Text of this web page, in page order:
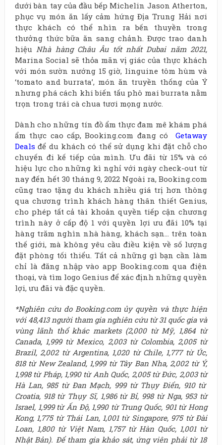
dưới bàn tay của đầu bếp Michelin Jason Atherton,
phục vụ món ăn lấy cảm hứng Địa Trung Hải nơi
thực khách có thể nhìn ra bến thuyền trong
thưởng thức bữa ăn sang chảnh. Được trao danh
hiệuNhà hàng Châu Âu tốt nhất Dubai năm 2021,
Marina Social sẽ thỏa mãn vị giác của thực khách
với món sườn nướng 15 giờ, linguine tôm hùm và
‘tomato and burrata’, món ăn truyền thống của Ý
nhưng phá cách khi biến tấu phô mai burrata nằm
trọn trong trái cà chua tươi mọng nước.
Dành cho những tín đồ ẩm thực đam mê khám phá
ẩm thực cao cấp, Booking.com đang có
Getaway
Deals để du khách có thể sử dụng khi đặt chỗ cho
chuyến đi kế tiếp của mình. Ưu đãi từ 15% và có
hiệu lực cho những kì nghỉ với ngày check-out từ
nay đến hết 30 tháng 9, 2022 Ngoài ra, Booking.com
cũng trao tặng du khách nhiều giá trị hơn thông
qua chương trình khách hàng thân thiết Genius,
cho phép tất cả tài khoản quyền tiếp cận chương
trình này ở cấp độ 1 với quyền lợi ưu đãi 10% tại
hàng trăm nghìn nhà hàng, khách sạn… trên toàn
thế giới, mà không yêu cầu điều kiện về số lượng
đặt phòng tối thiểu. Tất cả những gì bạn cần làm
chỉ là đăng nhập vào app Booking.com qua điện
thoại, và tìm logo Genius để xác định những quyền
lợi, ưu đãi và đặc quyền.
*Nghiên cứu do Booking.com ủy quyền và thực hiện
với 48,413 người tham gia nghiên cứu từ 31 quốc gia và
vùng lãnh thổ khácmarkets (2,000 từ Mỹ, 1,864 từ
Canada, 1,999 từ Mexico, 2,003 từ Colombia, 2,005 từ
Brazil, 2,002 từ Argentina, 1,020 từ Chile, 1,777 từÚc,
818 từ New Zealand, 1,999 từTây Ban Nha, 2,002 từ Ý,
1,998 từPháp, 1,990 từAnh Quốc, 2,005 từĐức, 2,003 từ
Hà Lan, 985 từĐan Mạch, 999 từThụy Điển, 910 từ
Croatia, 918 từThụy Sĩ, 1,986 từBỉ, 998 từNga, 953 từ
Israel, 1,999 từẤn Độ, 1,990 từTrung Quốc, 901 từ Hong
Kong, 1,775 từThái Lan, 1,001 từ Singapore, 975 từĐài
Loan, 1,800 từ ViệtNam, 1,757 từHàn Quốc, 1,001 từ
Nhật Bản). Để tham gia khảo sát, ứng viên phải từ 18